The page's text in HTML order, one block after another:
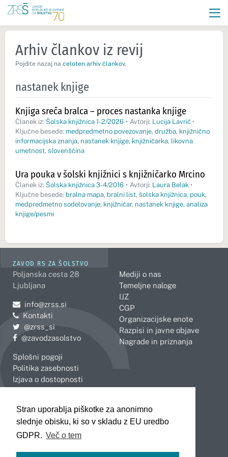
Stran uporablja piškotke za anonimno
slednje obisku, ki so v skladu z EU uredbo
GDPR. Več o tem
Arhiv člankov iz revij
Pojdite nazaj na celoten arhiv člankov.
nastanek knjige
Knjiga sreča bralca – proces nastanka knjige
Članek iz: Šolska knjižnica 1-2/2026 • Avtorji: Lucija Lavrič •
Ključne besede: medpredmetno povezovanje, družba, knjižnično
informacijska znanja, nastanek knjige, knjižničarka, likovna
umetnost, slovenščina
Ura pouka v šolski knjižnici s knjižničarko Mrcino
Članek iz: Šolska knjižnica 3-4/2016 • Avtorji: Laura Belak •
Ključne besede: bralna mapa, bralni list, šolska knjižnica, pouk,
medpredmetno sodelovanje, knjižničar, nastanek knjige, analiza
knjige/pesmi
ZAVOD RS ZA ŠOLSTVO
Poljanska cesta 28
Ljubljana
Pošljite e-mail na
info@zrss.si
Kontakti
Pojdite na Twitter:
@zrss_si
Pojdite na Facebook:
@zavodzasolstvo
Splošni pogoji
Politika zasebnosti
Izjava o dostopnosti
Mediji o nas
Temeljne naloge
IJZ
CGP
Organizacijske enote
Razpisi in javne objave
Nagrade in priznanja
Celje
Koper
Kranj
Novo mesto
Slovenj Gradec